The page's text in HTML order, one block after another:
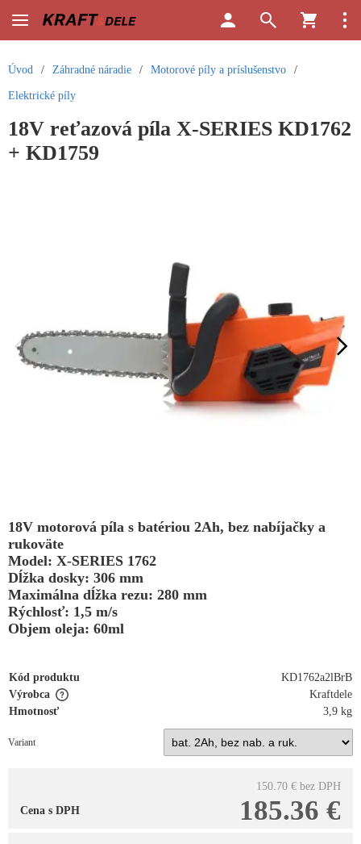
Úvod / Záhradné náradie / Motorové píly a príslušenstvo /
Elektrické píly
18V reťazová píla X-SERIES KD1762
+ KD1759
18V motorová píla s batériou 2Ah, bez nabíjačky a
rukoväte
Model: X-SERIES 1762
Dĺžka dosky: 306 mm
Maximálna dĺžka rezu: 280 mm
Rýchlosť: 1,5 m/s
Objem oleja: 60ml
Kód produktu
KD1762a2lBrB
Výrobca
Kraftdele
Hmotnosť
3,9 kg
Variant
150.70 € bez DPH
185.36 €
Cena s DPH